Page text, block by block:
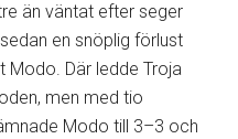
än väntat efter seger
en snöplig förlust
Modo. Där ledde Troja
men med tio
Modo till 3–3 och